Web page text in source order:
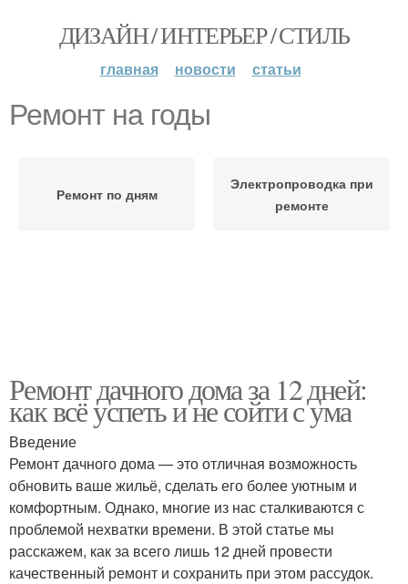
ДИЗАЙН / ИНТЕРЬЕР / СТИЛЬ
главная новости статьи
Ремонт на годы
Ремонт по дням
Электропроводка при
ремонте
Ремонт дачного дома за 12 дней:
как всё успеть и не сойти с ума
Введение
Ремонт дачного дома — это отличная возможность
обновить ваше жильё, сделать его более уютным и
комфортным. Однако, многие из нас сталкиваются с
проблемой нехватки времени. В этой статье мы
расскажем, как за всего лишь 12 дней провести
качественный ремонт и сохранить при этом рассудок.